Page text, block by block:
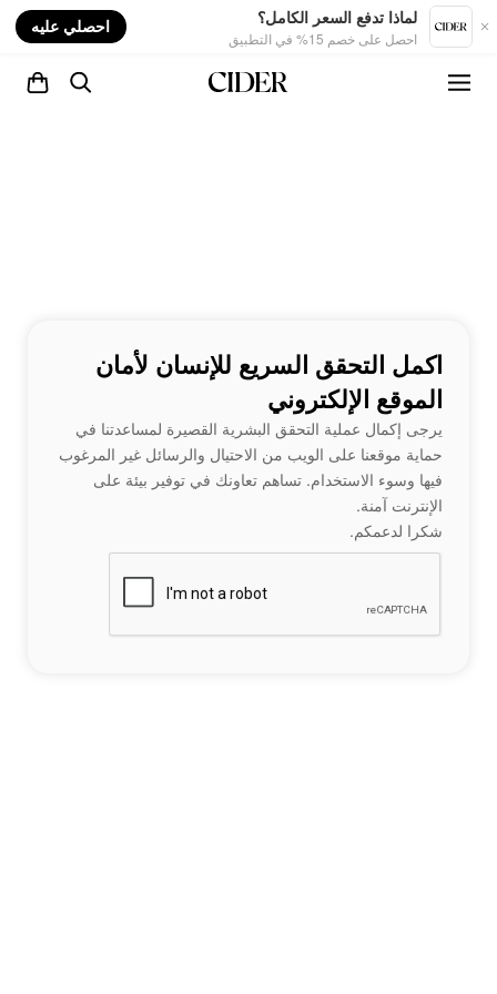
لماذا تدفع السعر الكامل؟
احصل على خصم 15% في التطبيق
احصلي عليه
اكمل التحقق السريع للإنسان لأمان
الموقع الإلكتروني
يرجى إكمال عملية التحقق البشرية القصيرة لمساعدتنا في
حماية موقعنا على الويب من الاحتيال والرسائل غير المرغوب
فيها وسوء الاستخدام. تساهم تعاونك في توفير بيئة على
الإنترنت آمنة.
شكرا لدعمكم.